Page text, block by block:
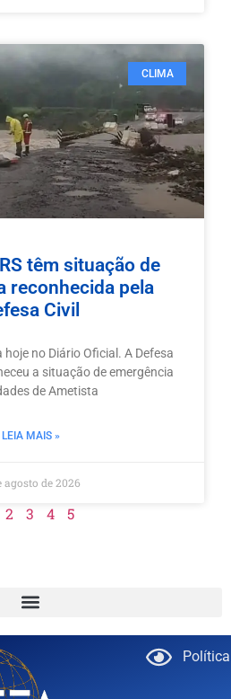
CLIMA
têm situação de
reconhecida pela
Civil
no Diário Oficial. A Defesa
a situação de emergência
de Ametista
LEIA MAIS »
agosto de 2026
2 3 4 5